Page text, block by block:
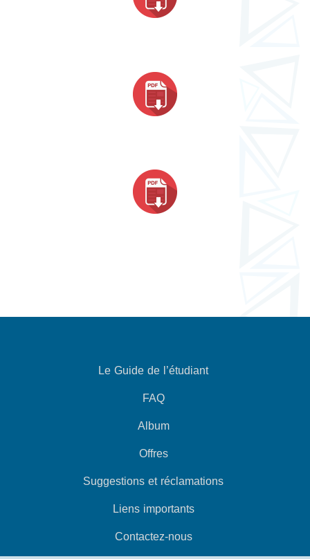
Le Guide de l’étudiant
FAQ
Album
Offres
Suggestions et réclamations
Liens importants
Contactez-nous